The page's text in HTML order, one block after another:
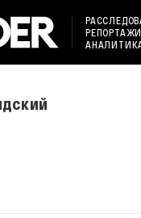
РЕПОРТАЖИ